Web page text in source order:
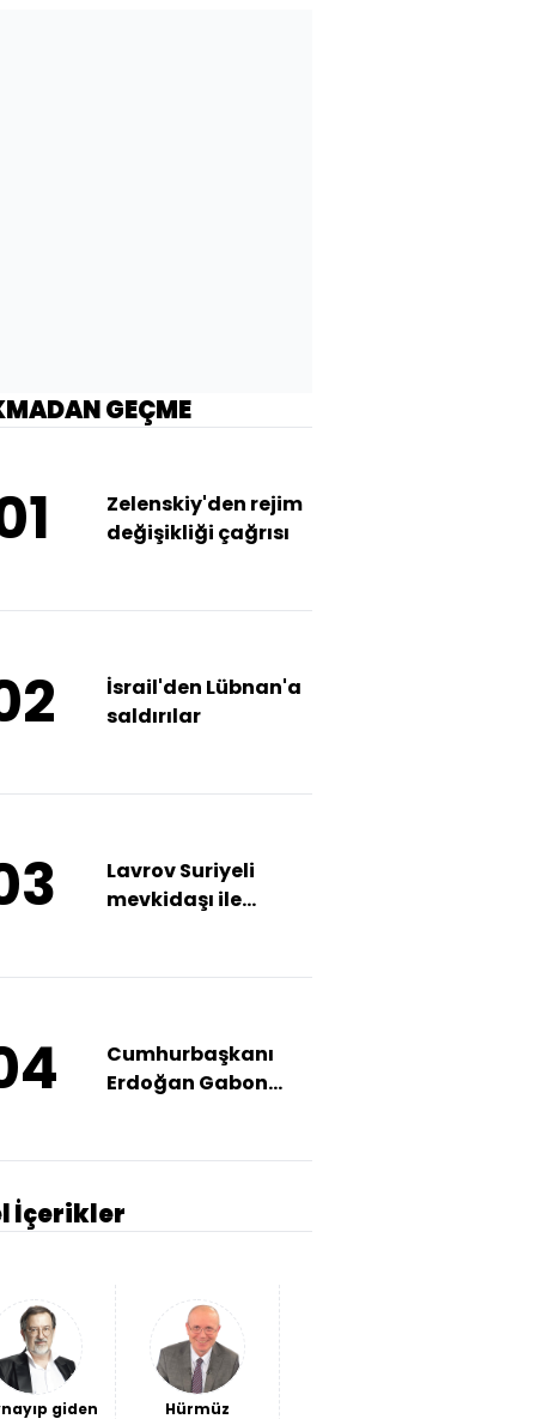
İçerikler
giden
Hürmüz
GEÇME
Zelenskiy'den rejim
değişikliği çağrısı
İsrail'den Lübnan'a
saldırılar
Lavrov Suriyeli
mevkidaşı ile
Cumhurbaşkanı
Erdoğan Gabon